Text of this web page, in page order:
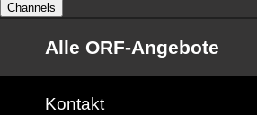
Channels
Alle ORF-Angebote
Kontakt